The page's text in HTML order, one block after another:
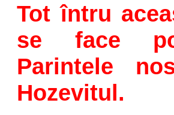
Tot întru
se face
Parintele
Hozevitul.